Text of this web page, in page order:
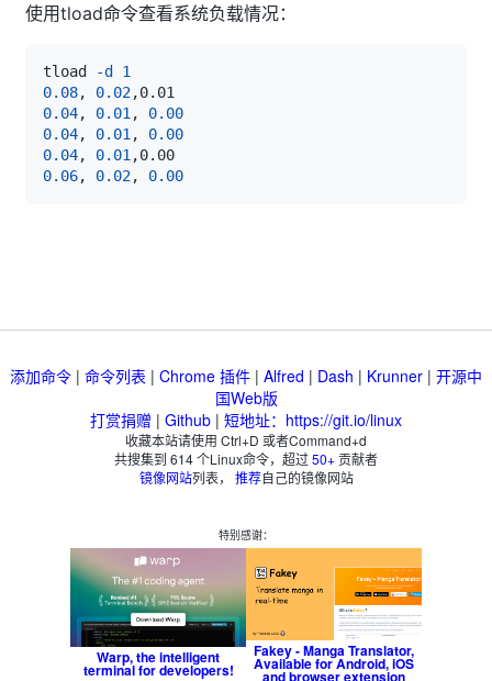
使用tload命令查看系统负载情况：
tload -d
1
0.08, 0.02
0.04, 0.01 , 0.00
0.04, 0.01 , 0.00
0.04, 0.01
0.06, 0.02, 0.00
添加命令 | 命令列表 | Chrome 插件 | Alfred | Dash | Krunner | 开源中
国Web版
打赏捐赠 | Github | 短地址：https://git.io/linux
收藏本站请使用 Ctrl+D 或者Command+d
共搜集到 614个Linux命令，超过50+贡献者
镜像网站列表， 推荐自己的镜像网站
特别感谢：
Warp, the intelligent
terminal for developers!
Fakey - Manga Translator,
Available for Android, iOS
and browser extension